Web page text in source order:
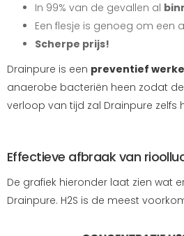
In 99% van de gevallen al
Een flesje is genoeg om een
Scherpe prijs!
Drainpure is een preventief
anaerobe bacteriën heen zodat
verloop van tijd zal Drainpure zelfs
Effectieve afbraak van
De grafiek hieronder laat zien wat
Drainpure. H2S is de meest